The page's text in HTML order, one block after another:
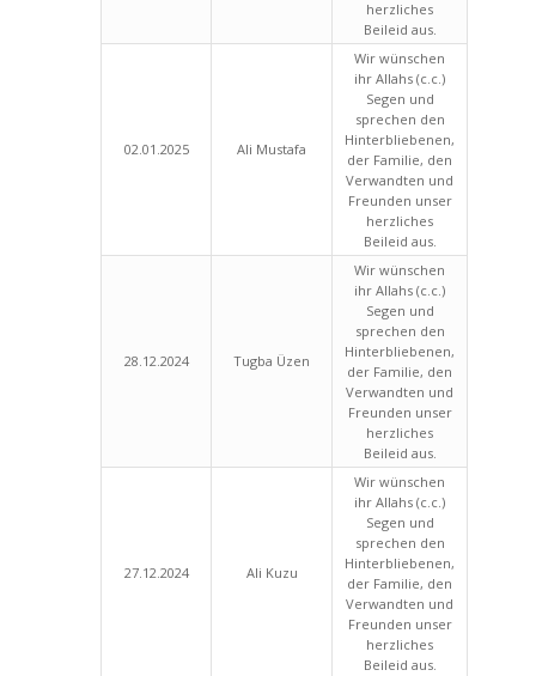
herzliches
Beileid aus.
02.01.2025 Ali Mustafa
Wir wünschen
ihr Allahs (c.c.)
Segen und
sprechen den
Hinterbliebenen,
der Familie, den
Verwandten und
Freunden unser
herzliches
Beileid aus.
28.12.2024 Tugba Üzen
Wir wünschen
ihr Allahs (c.c.)
Segen und
sprechen den
Hinterbliebenen,
der Familie, den
Verwandten und
Freunden unser
herzliches
Beileid aus.
27.12.2024 Ali Kuzu
Wir wünschen
ihr Allahs (c.c.)
Segen und
sprechen den
Hinterbliebenen,
der Familie, den
Verwandten und
Freunden unser
herzliches
Beileid aus.